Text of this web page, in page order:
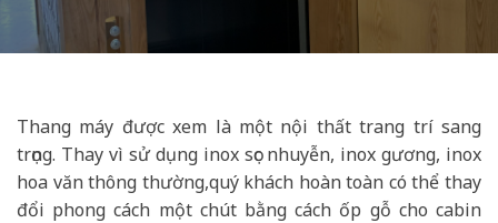
Thang máy được xem là một nội thất trang trí sang
trọng. Thay vì sử dụng inox sọc nhuyễn, inox gương, inox
hoa văn thông thường,quý khách hoàn toàn có thể thay
đổi phong cách một chút bằng cách ốp gỗ cho cabin